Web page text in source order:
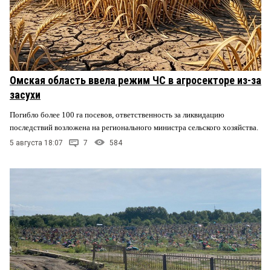
Омская область ввела режим ЧС в агросекторе из-за
засухи
Погибло более 100 га посевов, ответственность за ликвидацию
последствий возложена на регионального министра сельского хозяйства.
5 августа 18:07 7 584